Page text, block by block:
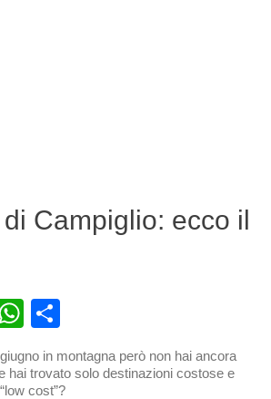
Campiglio: ecco il
Pinterest
WhatsApp
in montagna però non hai ancora
hai trovato solo destinazioni costose e
cost”?